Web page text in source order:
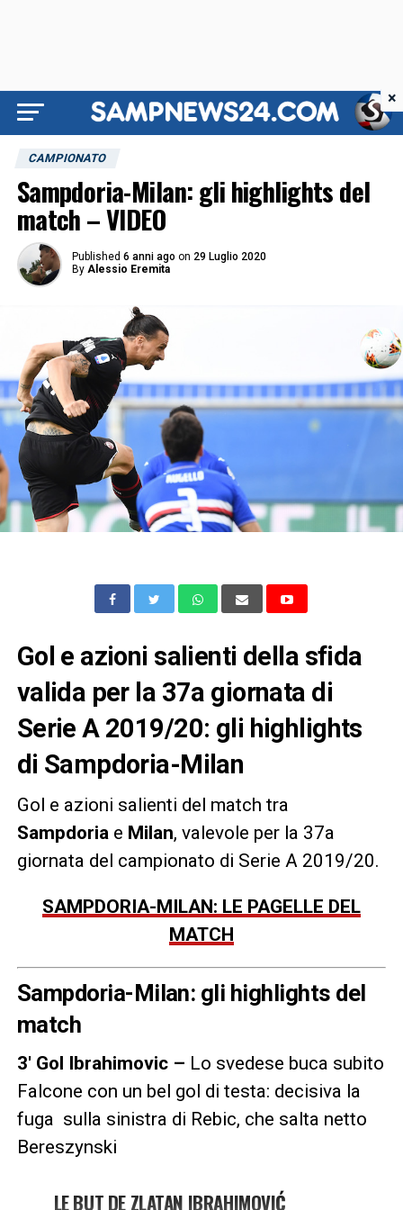
CAMPIONATO
Sampdoria-Milan: gli highlights del
match – VIDEO
Published 6 anni ago on 29 Luglio 2020
By Alessio Eremita
Gol e azioni salienti della sfida
valida per la 37a giornata di
Serie A 2019/20: gli highlights
di Sampdoria-Milan
Gol e azioni salienti del match tra
Sampdoria e Milan, valevole per la 37a
giornata del campionato di Serie A 2019/20.
SAMPDORIA-MILAN: LE PAGELLE DEL
MATCH
Sampdoria-Milan: gli highlights del
match
3′ Gol Ibrahimovic – Lo svedese buca subito
Falcone con un bel gol di testa: decisiva la
fuga sulla sinistra di Rebic, che salta netto
Bereszynski
LE BUT DE ZLATAN IBRAHIMOVIĆ
×